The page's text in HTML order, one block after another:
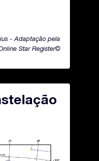
- Adaptação pela
Star Register©